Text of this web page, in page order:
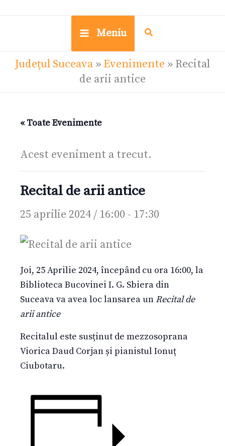
Meniu
Județul Suceava » Evenimente » Recital
de arii antice
« Toate Evenimente
Acest eveniment a trecut.
Recital de arii antice
25 aprilie 2024 / 16:00 - 17:30
Joi, 25 Aprilie 2024, începând cu ora 16:00, la
Biblioteca Bucovinei I. G. Sbiera din
Suceava va avea loc lansarea un Recital de
arii antice
Recitalul este susținut de mezzosoprana
Viorica Daud Corjan și pianistul Ionuț
Ciubotaru.